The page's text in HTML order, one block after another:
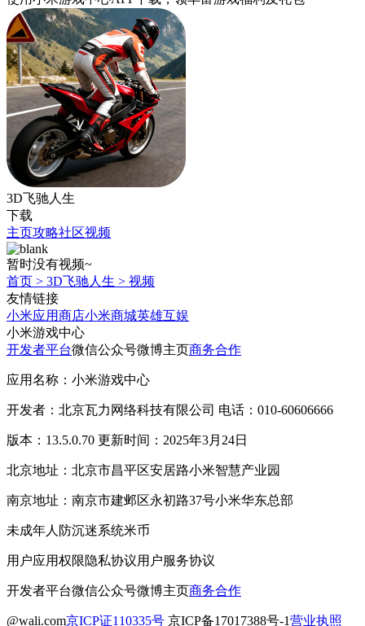
3D飞驰人生
下载
主页攻略社区视频
暂时没有视频~
首页 > 3D飞驰人生 > 视频
友情链接
小米应用商店小米商城英雄互娱
小米游戏中心
开发者平台微信公众号微博主页商务合作
应用名称：小米游戏中心
开发者：北京瓦力网络科技有限公司 电话：010-60606666
版本：13.5.0.70 更新时间：2025年3月24日
北京地址：北京市昌平区安居路小米智慧产业园
南京地址：南京市建邺区永初路37号小米华东总部
未成年人防沉迷系统米币
用户应用权限隐私协议用户服务协议
开发者平台微信公众号微博主页商务合作
@wali.com京ICP证110335号 京ICP备17017388号-1营业执照